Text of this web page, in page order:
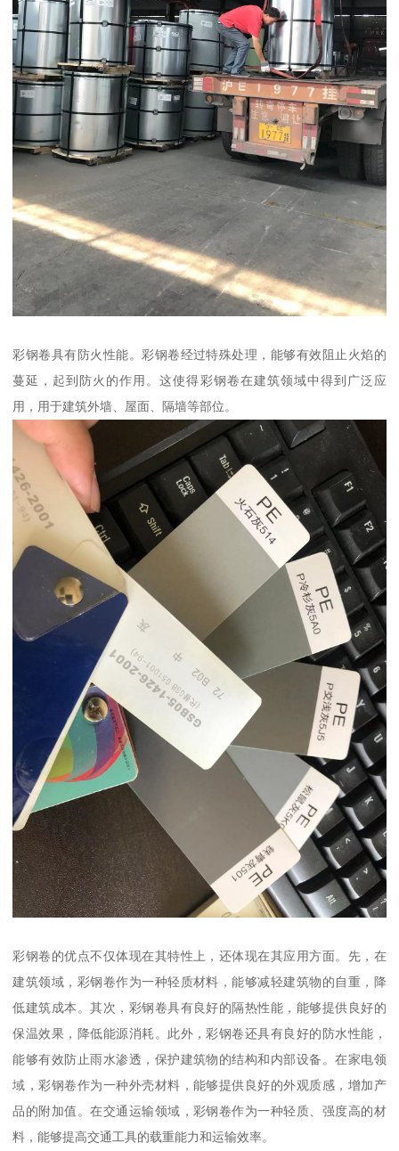
彩钢卷具有防火性能。彩钢卷经过特殊处理，能够有效阻止火焰的
蔓延，起到防火的作用。这使得彩钢卷在建筑领域中得到广泛应
用，用于建筑外墙、屋面、隔墙等部位。
彩钢卷的优点不仅体现在其特性上，还体现在其应用方面。先，在
建筑领域，彩钢卷作为一种轻质材料，能够减轻建筑物的自重，降
低建筑成本。其次，彩钢卷具有良好的隔热性能，能够提供良好的
保温效果，降低能源消耗。此外，彩钢卷还具有良好的防水性能，
能够有效防止雨水渗透，保护建筑物的结构和内部设备。在家电领
域，彩钢卷作为一种外壳材料，能够提供良好的外观质感，增加产
品的附加值。在交通运输领域，彩钢卷作为一种轻质、强度高的材
料，能够提高交通工具的载重能力和运输效率。